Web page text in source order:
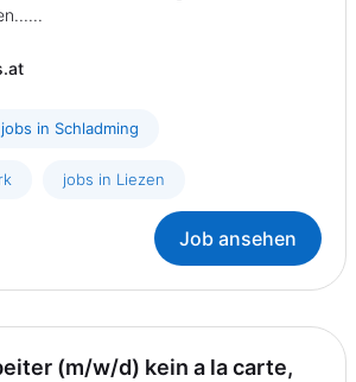
jobs in Schladming
jobs in Liezen
Job ansehen
(m/w/d) kein a la carte,